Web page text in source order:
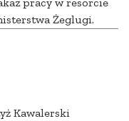
Żeglugi.
Kawalerski